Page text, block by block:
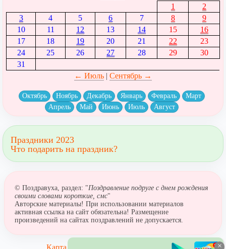
1
2
3
4 5 6 7 8
9
10
11 12 13 14 15
16
17
18 19 20 21 22
23
24
25 26 27 28 29
30
31
← Июль| Сентябрь →
Октябрь Ноябрь Декабрь Январь Февраль
Март
Апрель
Май Июнь Июль Август
Праздники 2023
Что подарить на праздник?
© Поздравуха, раздел: "Поздравление подруге с днем рождения
своими словами короткие, смс"
Авторские материалы! При использовании материалов
активная ссылка на сайт обязательна! Размещение
произведений на сайтах поздравлений не допускается.
Карта сайта ×